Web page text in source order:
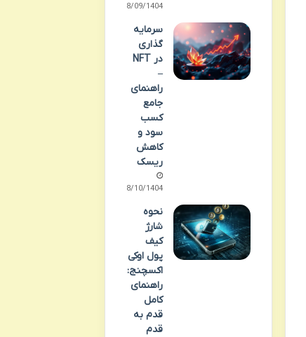
08/09/1404
سرمایه
گذاری
در NFT
–
راهنمای
جامع
کسب
سود و
کاهش
ریسک
08/10/1404
نحوه
شارژ
کیف
پول اوکی
اکسچنج:
راهنمای
کامل
قدم به
قدم